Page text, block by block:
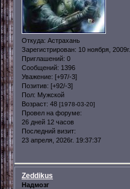
Откуда: Астрахань
Зарегистрирован: 10 ноября, 2009г.
Приглашений: 0
Сообщений: 1396
Уважение: [+97/-3]
Позитив: [+92/-3]
Пол: Мужской
Возраст: 48 [1978-03-20]
Провел на форуме:
26 дней 12 часов
Последний визит:
23 апреля, 2026г. 19:37:37
Zeddikus
Надмозг